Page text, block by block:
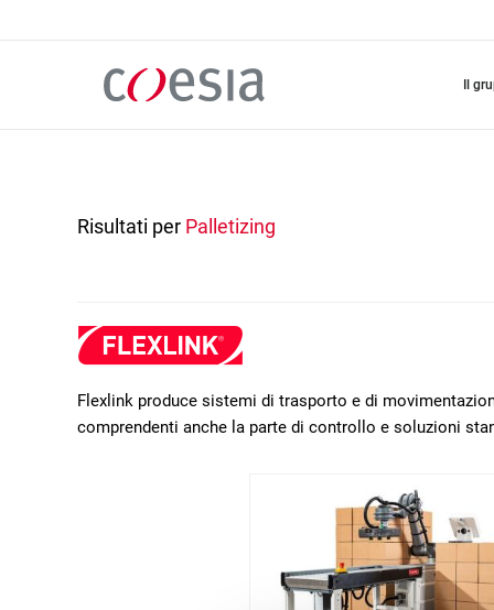
il
Risultati per Palletizing
Flexlink produce sistemi di trasporto e di
comprendenti anche la parte di controllo e soluzioni